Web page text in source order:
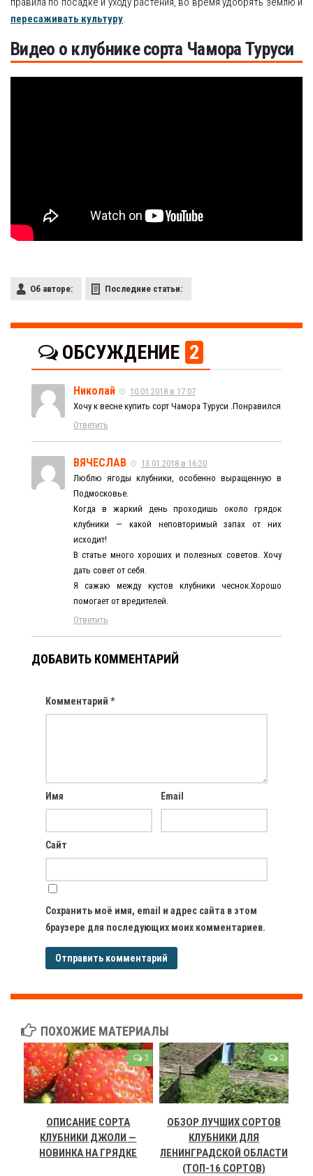
пересаживать культуру.
Видео о клубнике сорта Чамора Туруси
Об авторе: Последние статьи:
ОБСУЖДЕНИЕ 2
Николай
10.01.2018 в 17:07
Хочу к весне купить сорт Чамора Туруси .Понравился
Ответить
ВЯЧЕСЛАВ
13.01.2018 в 16:20
Люблю ягоды клубники, особенно выращенную в
Подмосковье.
Когда в жаркий день проходишь около грядок
клубники — какой неповторимый запах от них
исходит!
В статье много хороших и полезных советов. Хочу
дать совет от себя.
Я сажаю между кустов клубники чеснок.Хорошо
помогает от вредителей.
Ответить
ДОБАВИТЬ КОММЕНТАРИЙ
Комментарий *
Имя Email
Сайт
Сохранить моё имя, email и адрес сайта в этом
браузере для последующих моих комментариев.
ПОХОЖИЕ МАТЕРИАЛЫ
3
ОПИСАНИЕ СОРТА
КЛУБНИКИ ДЖОЛИ —
НОВИНКА НА ГРЯДКЕ
3
ОБЗОР ЛУЧШИХ СОРТОВ
КЛУБНИКИ ДЛЯ
ЛЕНИНГРАДСКОЙ ОБЛАСТИ
(ТОП-16 СОРТОВ)